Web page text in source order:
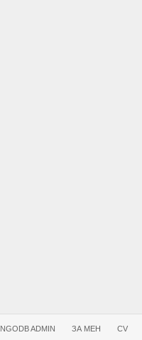
ADMIN ЗА МЕН
CV